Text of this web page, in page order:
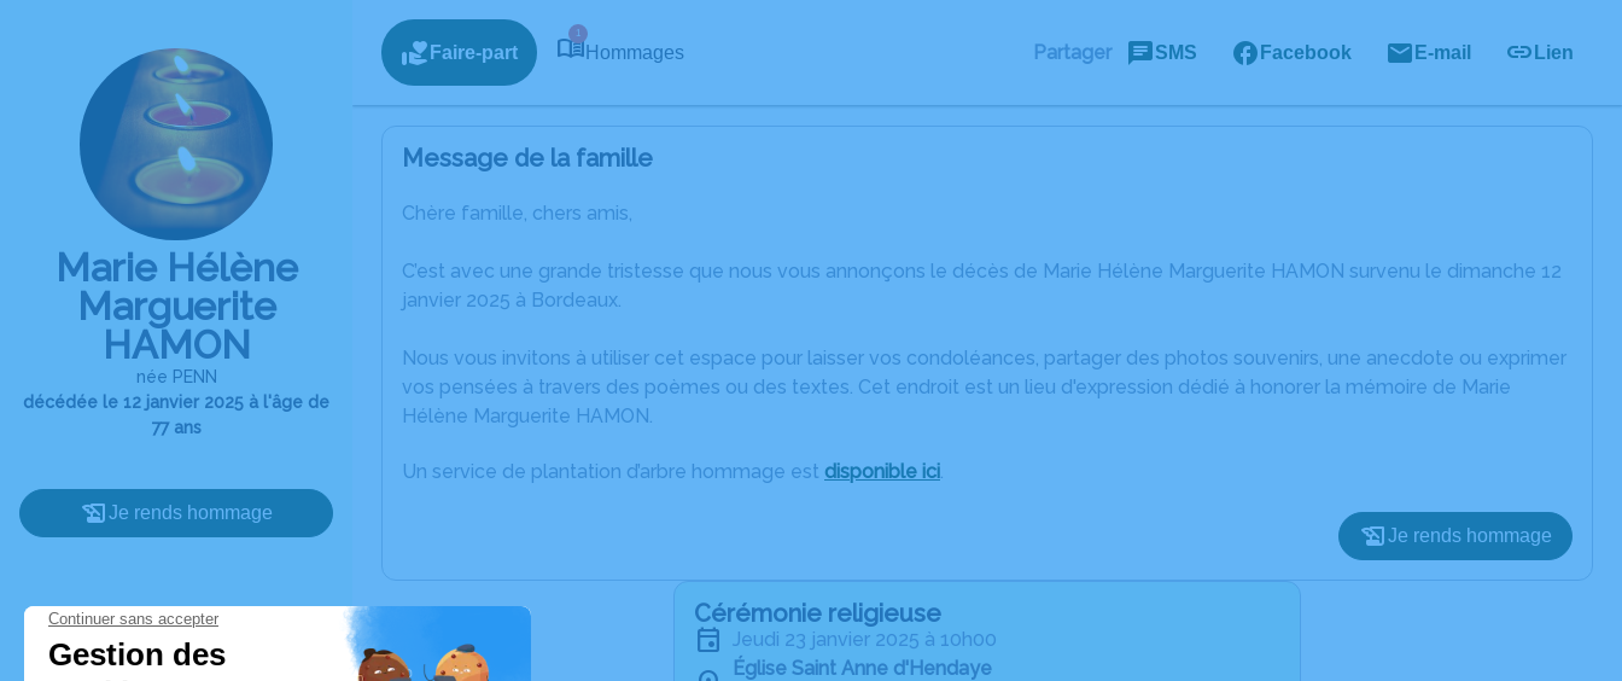
Marie Hélène
Marguerite
HAMON
née PENN
décédée le 12 janvier 2025 à l'âge de
77 ans
Je rends hommage
Faire-part
1
Hommages Partager SMS Facebook E-mail Lien
Message de la famille
Chère famille, chers amis,
C’est avec une grande tristesse que nous vous annonçons le décès de Marie Hélène Marguerite HAMON survenu le dimanche 12
janvier 2025 à Bordeaux.
Nous vous invitons à utiliser cet espace pour laisser vos condoléances, partager des photos souvenirs, une anecdote ou exprimer
vos pensées à travers des poèmes ou des textes. Cet endroit est un lieu d'expression dédié à honorer la mémoire de Marie
Hélène Marguerite HAMON.
Un service de plantation d’arbre hommage est disponible ici.
Je rends hommage
Cérémonie religieuse
jeudi 23 janvier 2025 à 10h00
Église Saint Anne d'Hendaye